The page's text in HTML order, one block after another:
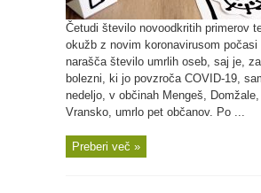
Četudi število novoodkritih primerov
okužb z novim koronavirusom počasi
narašča število umrlih oseb, saj je,
bolezni, ki jo povzroča COVID-19,
nedeljo, v občinah Mengeš,
Vransko, umrlo pet občanov. Po ...
Preberi več »